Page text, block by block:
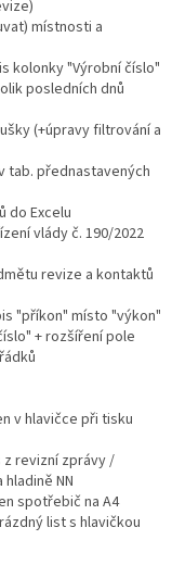
místnosti a
kolonky "Výrobní číslo"
posledních dnů
(+úpravy filtrování a
tab. přednastavených
do Excelu
vlády č. 190/2022
revize a kontaktů
"příkon" místo "výkon"
+ rozšíření pole
v hlavičce při tisku
z revizní zprávy /
NN
spotřebič na A4
list s hlavičkou